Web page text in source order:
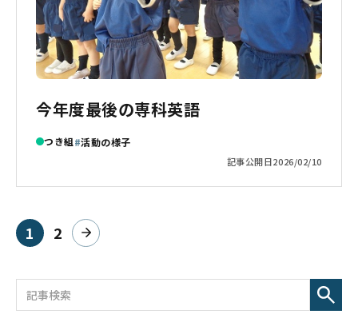
今年度最後の専科英語
つき組 活動の様子
記事公開日2026/02/10
1ページ目
2ページ目
次へ